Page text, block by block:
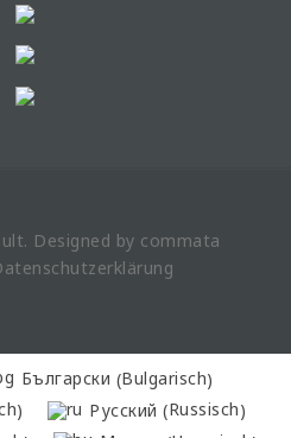
. Designed by commata
Български (Bulgarisch)
) Русский (Russisch)